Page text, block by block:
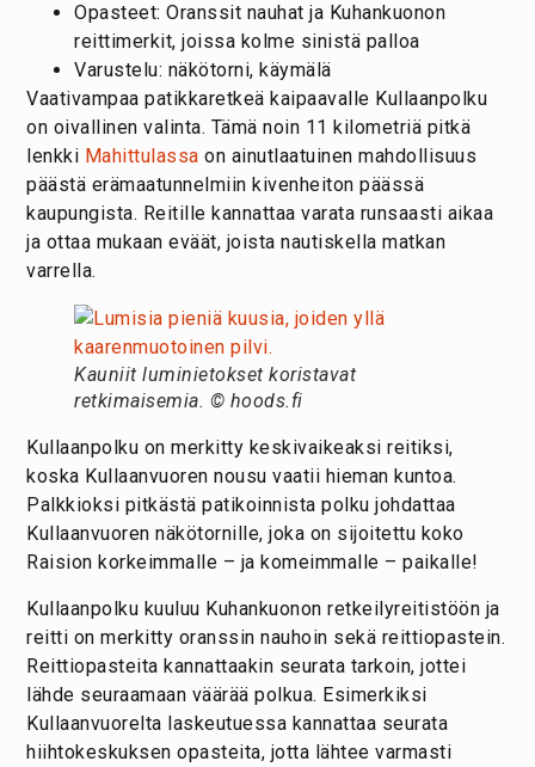
Opasteet: Oranssit nauhat ja Kuhankuonon
reittimerkit, joissa kolme sinistä palloa
Varustelu: näkötorni, käymälä
Vaativampaa patikkaretkeä kaipaavalle Kullaanpolku
on oivallinen valinta. Tämä noin 11 kilometriä pitkä
lenkki Mahittulassa on ainutlaatuinen mahdollisuus
päästä erämaatunnelmiin kivenheiton päässä
kaupungista. Reitille kannattaa varata runsaasti aikaa
ja ottaa mukaan eväät, joista nautiskella matkan
varrella.
Kauniit luminietokset koristavat
retkimaisemia. © hoods.fi
Kullaanpolku on merkitty keskivaikeaksi reitiksi,
koska Kullaanvuoren nousu vaatii hieman kuntoa.
Palkkioksi pitkästä patikoinnista polku johdattaa
Kullaanvuoren näkötornille, joka on sijoitettu koko
Raision korkeimmalle – ja komeimmalle – paikalle!
Kullaanpolku kuuluu Kuhankuonon retkeilyreitistöön ja
reitti on merkitty oranssin nauhoin sekä reittiopastein.
Reittiopasteita kannattaakin seurata tarkoin, jottei
lähde seuraamaan väärää polkua. Esimerkiksi
Kullaanvuorelta laskeutuessa kannattaa seurata
hiihtokeskuksen opasteita, jotta lähtee varmasti